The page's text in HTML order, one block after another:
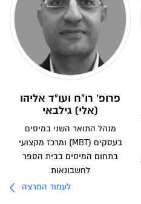
פרופ' רו"ח ועו"ד אליהו
(אלי) גילבאי
מנהל התואר השני במיסים
בעסקים (MBT) ומרכז מקצועי
בתחום המיסים בבית הספר
לחשבונאות
לעמוד המרצה